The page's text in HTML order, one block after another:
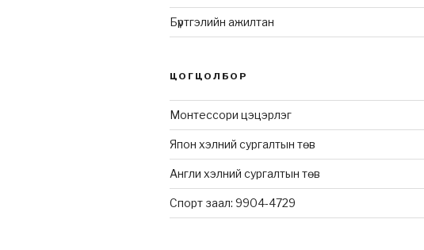
Бүртгэлийн ажилтан
ЦОГЦОЛБОР
Монтессори цэцэрлэг
Япон хэлний сургалтын төв
Англи хэлний сургалтын төв
Спорт заал: 9904-4729